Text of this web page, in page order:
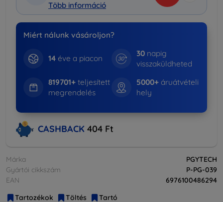
Több információ
Miért nálunk vásároljon?
14éve a piacon
30 napig
visszaküldheted
819701+teljesített
megrendelés
5000+ áruátvételi
hely
CASHBACK 404 Ft
Márka
PGYTECH
Gyártói cikkszám
P-PG-039
EAN
6976100486294
Tartozékok
Töltés Tartó